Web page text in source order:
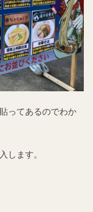
ってあるのでわか
します。